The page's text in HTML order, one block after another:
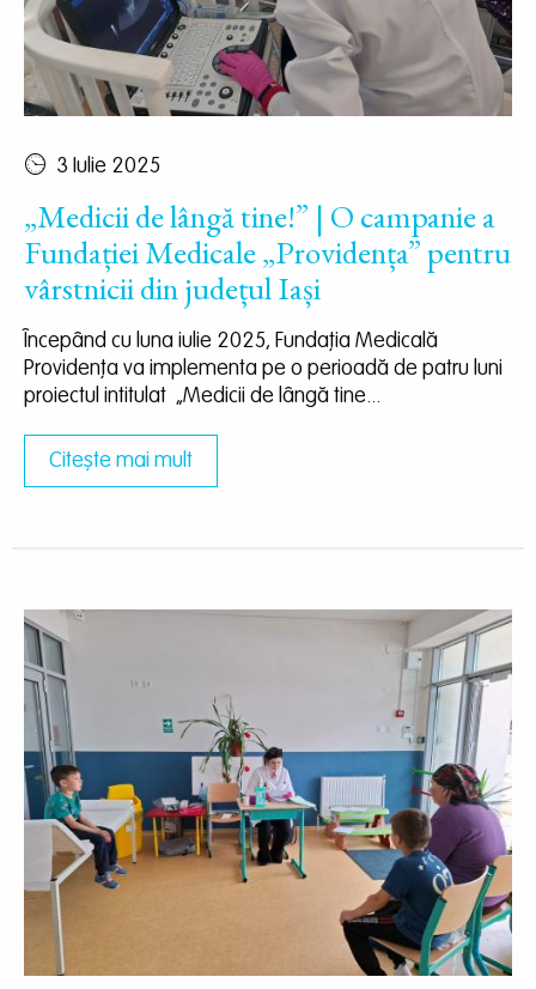
3 Iulie 2025
„Medicii de lângă tine!” | O campanie a
Fundației Medicale „Providența” pentru
vârstnicii din județul Iași
Începând cu luna iulie 2025, Fundația Medicală
Providența va implementa pe o perioadă de patru luni
proiectul intitulat „Medicii de lângă tine...
Citește mai mult